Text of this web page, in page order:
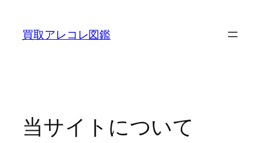
買取アレコレ図鑑
当サイトについて